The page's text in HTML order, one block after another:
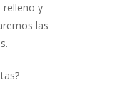
relleno y
las